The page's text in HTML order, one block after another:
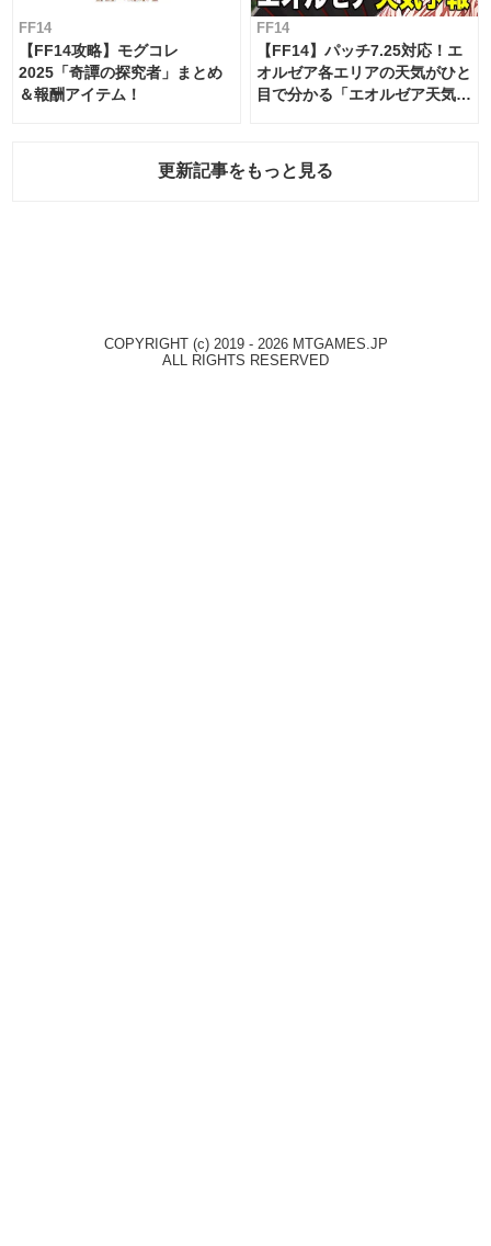
FF14
【FF14攻略】モグコレ
2025「奇譚の探究者」まとめ
＆報酬アイテム！
FF14
【FF14】パッチ7.25対応！エ
オルゼア各エリアの天気がひと
目で分かる「エオルゼア天気予
更新記事をもっと見る
COPYRIGHT (c) 2019 - 2026 MTGAMES.JP
ALL RIGHTS RESERVED